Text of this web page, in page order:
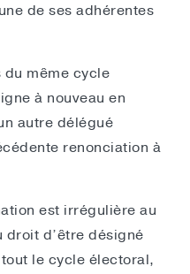
de ses adhérentes
du même cycle
à nouveau en
autre délégué
renonciation à
est irrégulière au
droit d’être désigné
le cycle électoral,